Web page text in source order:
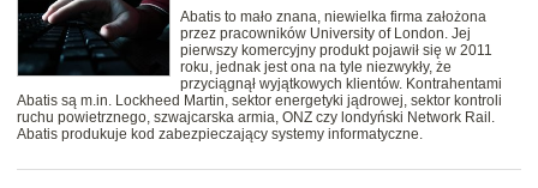
Abatis to mało znana, niewielka firma założona
przez pracowników University of London. Jej
pierwszy komercyjny produkt pojawił się w 2011
roku, jednak jest ona na tyle niezwykły, że
przyciągnął wyjątkowych klientów. Kontrahentami
Abatis są m.in. Lockheed Martin, sektor energetyki jądrowej, sektor kontroli
ruchu powietrznego, szwajcarska armia, ONZ czy londyński Network Rail.
Abatis produkuje kod zabezpieczający systemy informatyczne.